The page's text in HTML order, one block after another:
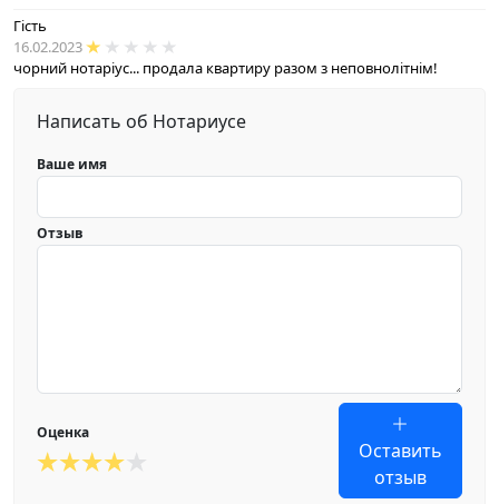
Гість
16.02.2023
чорний нотарiус... продала квартиру разом з неповнолiтнiм!
Написать об Нотариусе
Ваше имя
Отзыв
Оценка
Оставить
отзыв